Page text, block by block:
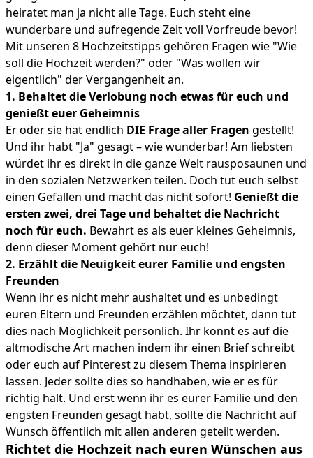
heiratet man ja nicht alle Tage. Euch steht eine
wunderbare und aufregende Zeit voll Vorfreude bevor!
Mit unseren 8 Hochzeitstipps gehören Fragen wie "Wie
soll die Hochzeit werden?" oder "Was wollen wir
eigentlich" der Vergangenheit an.
1. Behaltet die Verlobung noch etwas für euch und
genießt euer Geheimnis
Er oder sie hat endlich DIE Frage aller Fragen gestellt!
Und ihr habt "Ja" gesagt – wie wunderbar! Am liebsten
würdet ihr es direkt in die ganze Welt rausposaunen und
in den sozialen Netzwerken teilen. Doch tut euch selbst
einen Gefallen und macht das nicht sofort! Genießt die
ersten zwei, drei Tage und behaltet die Nachricht
noch für euch. Bewahrt es als euer kleines Geheimnis,
denn dieser Moment gehört nur euch!
2. Erzählt die Neuigkeit eurer Familie und engsten
Freunden
Wenn ihr es nicht mehr aushaltet und es unbedingt
euren Eltern und Freunden erzählen möchtet, dann tut
dies nach Möglichkeit persönlich. Ihr könnt es auf die
altmodische Art machen indem ihr einen Brief schreibt
oder euch auf Pinterest zu diesem Thema inspirieren
lassen. Jeder sollte dies so handhaben, wie er es für
richtig hält. Und erst wenn ihr es eurer Familie und den
engsten Freunden gesagt habt, sollte die Nachricht auf
Wunsch öffentlich mit allen anderen geteilt werden.
Richtet die Hochzeit nach euren Wünschen aus